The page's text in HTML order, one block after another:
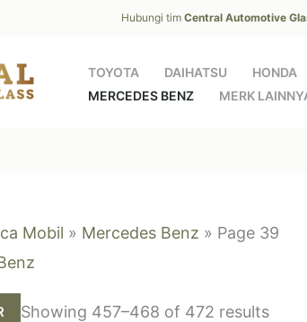
Hubungi tim Central Automotive
TOYOTA DAIHATSU HONDA
MERCEDES BENZ
MERK
Mobil » Mercedes Benz » Page 39
Showing 457–468 of 472 results